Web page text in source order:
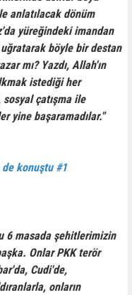
anlatılacak dönüm
yüreğindeki imandan
böyle bir destan
mı? Yazdı, Allah'ın
istediği her
çatışma ile
yine başaramadılar."
6 masada şehitlerimizin
Onlar PKK terör
Cudi'de,
onların